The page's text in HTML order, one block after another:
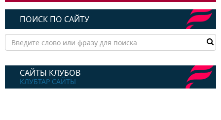
ПОИСК ПО САЙТУ
САЙТЫ КЛУБОВ
КЛУБТАР САЙТЫ